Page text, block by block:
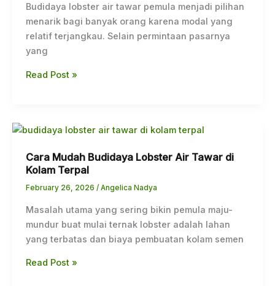
Budidaya lobster air tawar pemula menjadi pilihan
menarik bagi banyak orang karena modal yang
relatif terjangkau. Selain permintaan pasarnya
yang
Read Post »
Cara Mudah Budidaya Lobster Air Tawar di
Kolam Terpal
February 26, 2026 / Angelica Nadya
Masalah utama yang sering bikin pemula maju-
mundur buat mulai ternak lobster adalah lahan
yang terbatas dan biaya pembuatan kolam semen
Cara
Budidaya
Lobster
Air
Terpal
Read Post »